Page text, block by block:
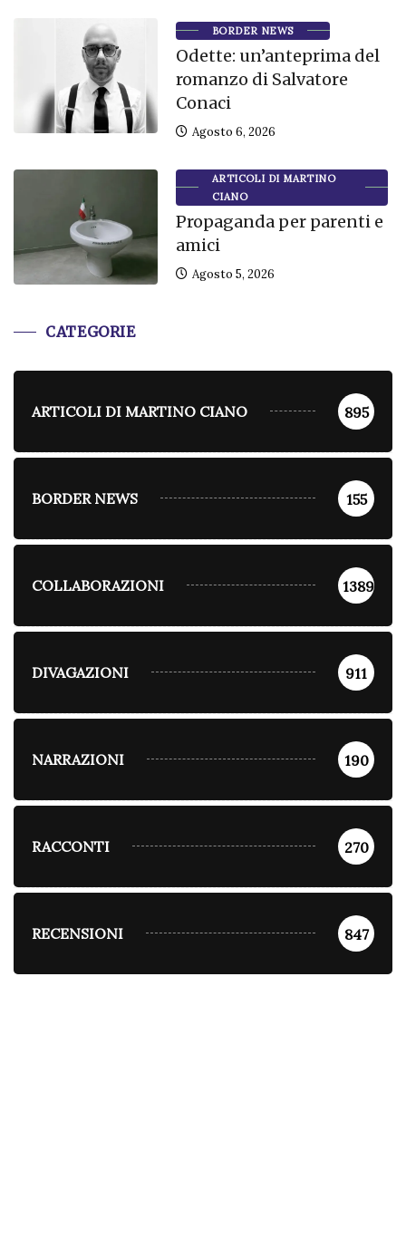
BORDER NEWS
Odette: un’anteprima del
romanzo di Salvatore
Conaci
Agosto 6, 2026
ARTICOLI DI MARTINO
CIANO
Propaganda per parenti e
amici
Agosto 5, 2026
CATEGORIE
ARTICOLI DI MARTINO CIANO 895
BORDER NEWS 155
COLLABORAZIONI 1389
DIVAGAZIONI 911
NARRAZIONI 190
RACCONTI 270
RECENSIONI 847